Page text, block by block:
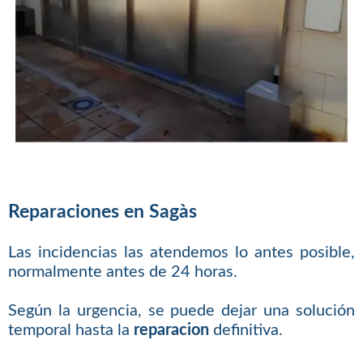
Reparaciones en Sagàs
Las incidencias las atendemos lo antes posible,
normalmente antes de 24 horas.
Según la urgencia, se puede dejar una solución
temporal hasta la reparaciondefinitiva.